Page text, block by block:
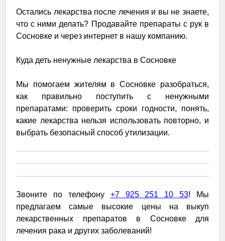
Остались лекарства после лечения и вы не знаете,
что с ними делать? Продавайте препараты с рук в
Сосновке и через интернет в нашу компанию.
Куда деть ненужные лекарства в Сосновке
Мы помогаем жителям в Сосновке разобраться,
как правильно поступить с ненужными
препаратами: проверить сроки годности, понять,
какие лекарства нельзя использовать повторно, и
выбрать безопасный способ утилизации.
Звоните по телефону +7 925 251 10 53! Мы
предлагаем самые высокие цены на выкуп
лекарственных препаратов в Сосновке для
лечения рака и других заболеваний!